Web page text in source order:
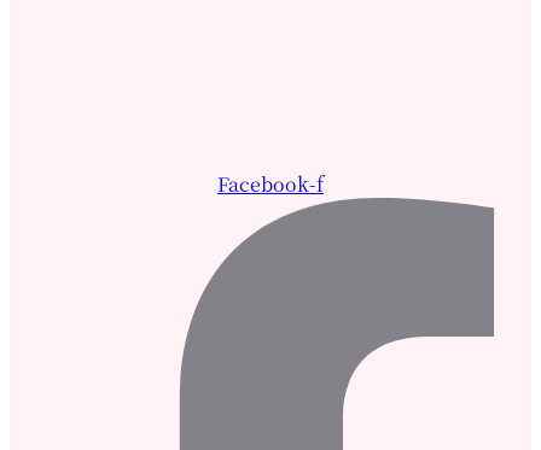
Facebook-f